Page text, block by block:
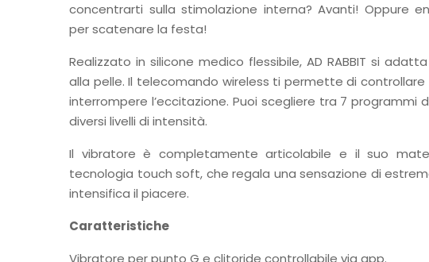
concentrarti sulla stimolazione interna? Avanti! Oppure
per scatenare la festa!
Realizzato in silicone medico flessibile, AD RABBIT si
alla pelle. Il telecomando wireless ti permette di controllare
interrompere l’eccitazione. Puoi scegliere tra 7 programmi
diversi livelli di intensità.
Il vibratore è completamente articolabile e il suo
tecnologia touch soft, che regala una sensazione di
intensifica il piacere.
Caratteristiche
Vibratore per punto G e clitoride controllabile via app.